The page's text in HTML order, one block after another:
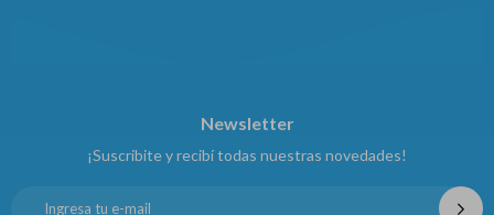
Newsletter
¡Suscribite y recibí todas nuestras novedades!